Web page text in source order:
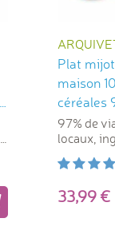
Plat
maison
céréales
97% de
locaux,
33,99